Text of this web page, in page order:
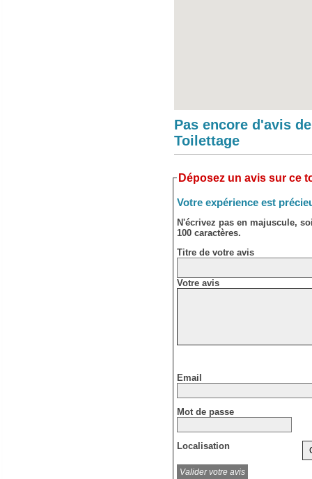
Pas encore d'avis
Toilettage
Déposez un avis sur ce
Votre expérience est
N'écrivez pas en majuscule,
100 caractères.
Titre de votre avis
Votre avis
Email
Mot de passe
Localisation